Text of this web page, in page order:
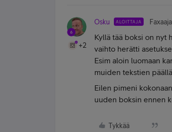
+2
Osku ALOITTAJA Faxaaja
Kyllä tää boksi on nyt
vaihto herätti
Esim aloin luomaan
muiden tekstien
Eilen pimeni
uuden boksin ennen
Tykkää